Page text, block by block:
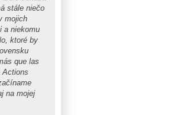
stále niečo
mojich
a niekomu
ktoré by
que las
Actions
na mojej